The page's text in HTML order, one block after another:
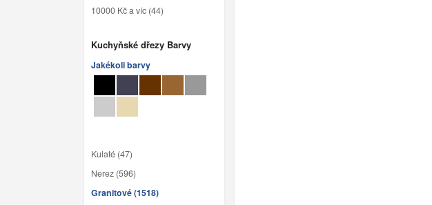
10000 Kč a víc (44)
Kuchyňské dřezy Barvy
Jakékoli barvy
Kulaté (47)
Nerez (596)
Granitové (1518)